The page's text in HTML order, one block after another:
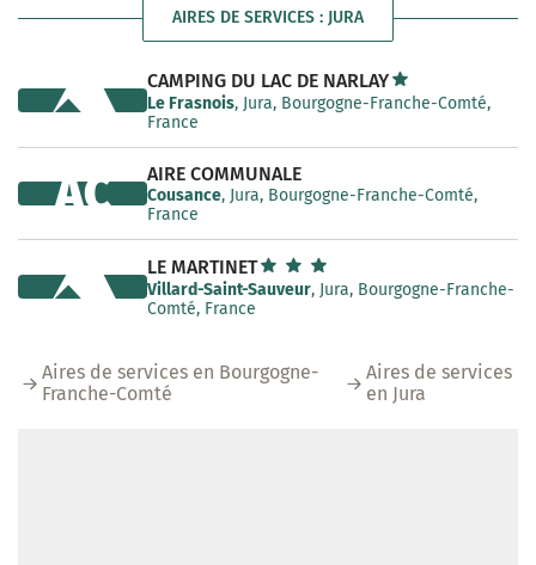
AIRES DE SERVICES : JURA
CAMPING DU LAC DE NARLAY
Le Frasnois, Jura, Bourgogne-Franche-Comté,
France
AIRE COMMUNALE
Cousance, Jura, Bourgogne-Franche-Comté,
France
AC
LE MARTINET
Villard-Saint-Sauveur, Jura, Bourgogne-Franche-
Comté, France
Aires de services en Bourgogne-
Franche-Comté
Aires de services
en Jura